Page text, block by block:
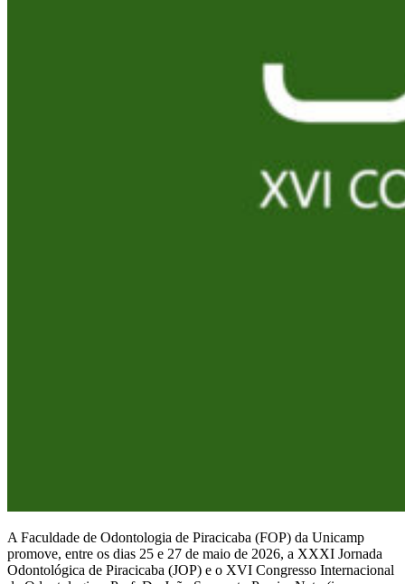
A Faculdade de Odontologia de Piracicaba (FOP) da Unicamp
promove, entre os dias 25 e 27 de maio de 2026, a XXXI Jornada
Odontológica de Piracicaba (JOP) e o XVI Congresso Internacional